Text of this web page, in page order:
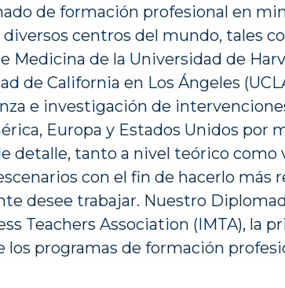
de formación profesional en
diversos centros del mundo, tales
Medicina de la Universidad de
de California en Los Ángeles
e investigación de
Europa y Estados Unidos por
detalle, tanto a nivel teórico como
con el fin de hacerlo más
desee trabajar. Nuestro
Teachers Association (IMTA), la
los programas de formación